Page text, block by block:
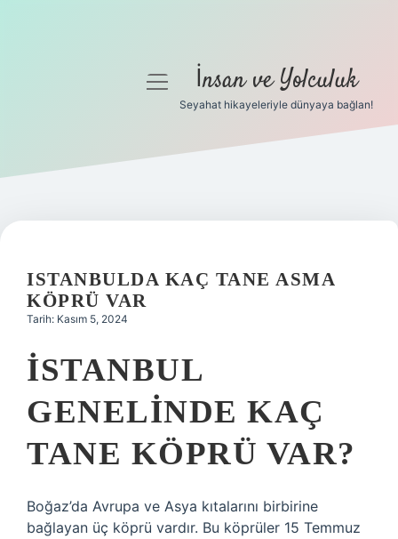
Gizlilik Politikası
Yasal Uyarı
menüyü İnsan ve Yolculuk
Seyahat hikayeleriyle dünyaya bağlan!
ISTANBULDA KAÇ TANE ASMA
KÖPRÜ VAR
Tarih: Kasım 5, 2024
İSTANBUL
GENELINDE KAÇ
TANE KÖPRÜ VAR?
Boğaz’da Avrupa ve Asya kıtalarını birbirine
bağlayan üç köprü vardır. Bu köprüler 15 Temmuz